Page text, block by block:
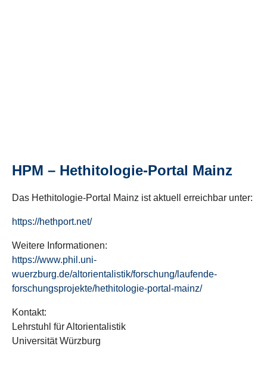
HPM – Hethitologie-Portal Mainz
Das Hethitologie-Portal Mainz ist aktuell erreichbar unter:
https://hethport.net/
Weitere Informationen:
https://www.phil.uni-
wuerzburg.de/altorientalistik/forschung/laufende-
forschungsprojekte/hethitologie-portal-mainz/
Kontakt:
Lehrstuhl für Altorientalistik
Universität Würzburg